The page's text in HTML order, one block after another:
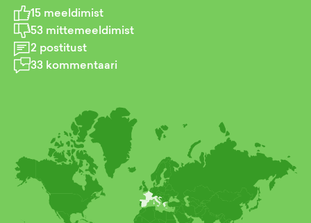
15 meeldimist
53 mittemeeldimist
2 postitust
33 kommentaari